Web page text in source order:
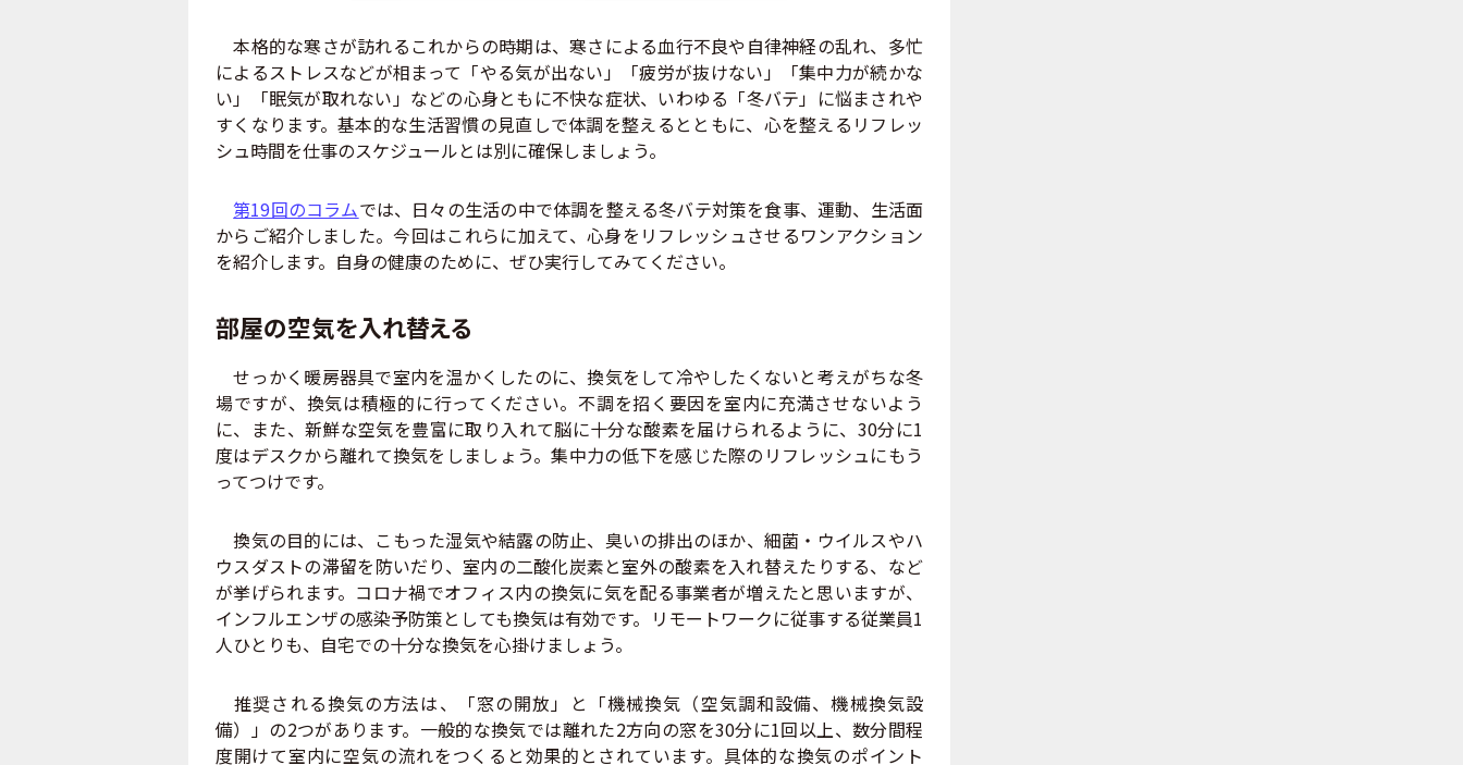
本格的な寒さが訪れるこれからの時期は、寒さによる血行不良や自律神経の乱れ、多忙
によるストレスなどが相まって「やる気が出ない」「疲労が抜けない」「集中力が続かな
い」「眠気が取れない」などの心身ともに不快な症状、いわゆる「冬バテ」に悩まされや
すくなります。基本的な生活習慣の見直しで体調を整えるとともに、心を整えるリフレッ
シュ時間を仕事のスケジュールとは別に確保しましょう。
第19回のコラムでは、日々の生活の中で体調を整える冬バテ対策を食事、運動、生活面
からご紹介しました。今回はこれらに加えて、心身をリフレッシュさせるワンアクション
を紹介します。自身の健康のために、ぜひ実行してみてください。
部屋の空気を入れ替える
せっかく暖房器具で室内を温かくしたのに、換気をして冷やしたくないと考えがちな冬
場ですが、換気は積極的に行ってください。不調を招く要因を室内に充満させないよう
に、また、新鮮な空気を豊富に取り入れて脳に十分な酸素を届けられるように、30分に1
度はデスクから離れて換気をしましょう。集中力の低下を感じた際のリフレッシュにもう
ってつけです。
換気の目的には、こもった湿気や結露の防止、臭いの排出のほか、細菌・ウイルスやハ
ウスダストの滞留を防いだり、室内の二酸化炭素と室外の酸素を入れ替えたりする、など
が挙げられます。コロナ禍でオフィス内の換気に気を配る事業者が増えたと思いますが、
インフルエンザの感染予防策としても換気は有効です。リモートワークに従事する従業員1
人ひとりも、自宅での十分な換気を心掛けましょう。
推奨される換気の方法は、「窓の開放」と「機械換気（空気調和設備、機械換気設
備）」の2つがあります。一般的な換気では離れた2方向の窓を30分に1回以上、数分間程
度開けて室内に空気の流れをつくると効果的とされています。具体的な換気のポイント